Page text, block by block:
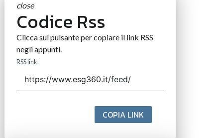
close
Codice Rss
Clicca sul pulsante per copiare il link RSS
negli appunti.
RSS link
COPIA LINK